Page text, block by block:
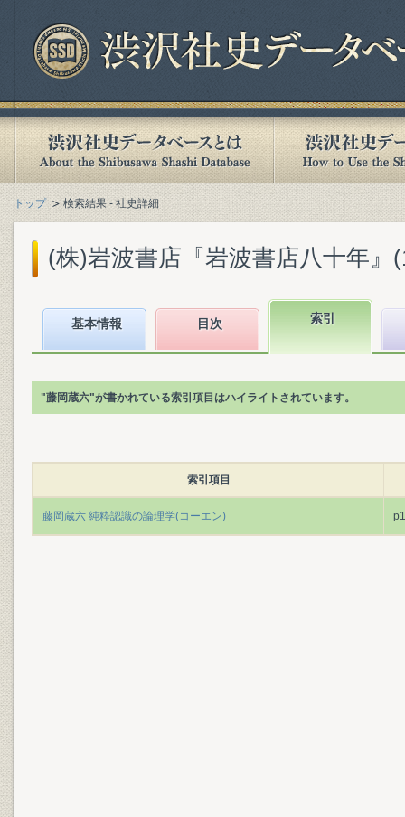
トップ 検索結果 - 社史詳細
(株)岩波書店『岩波書店八十年』
基本情報 目次 索引
"藤岡蔵六"が書かれている索引項目はハイライトされています。
索引項目
藤岡蔵六 純粋認識の論理学(コーエン)